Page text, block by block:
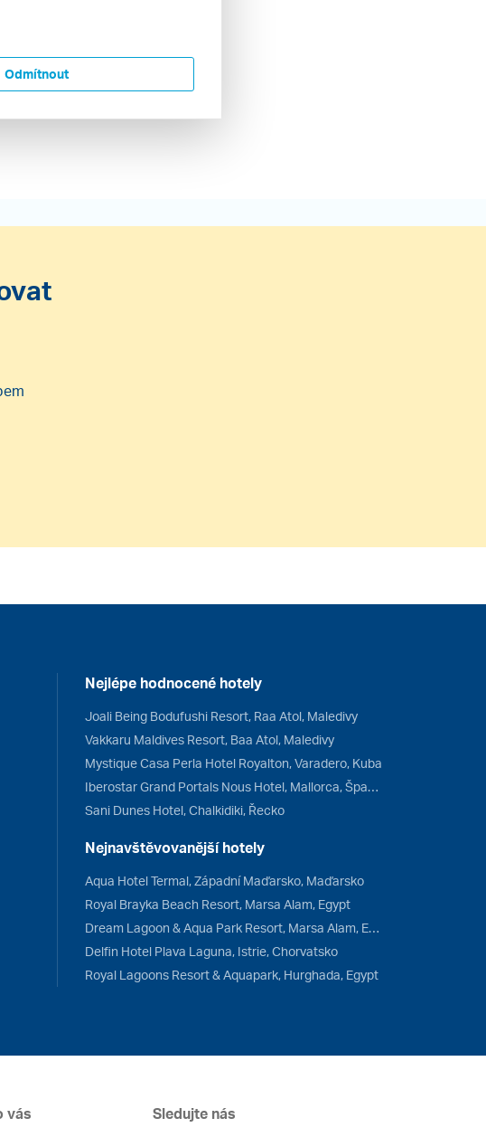
Nejlépe hodnocené hotely
Joali Being Bodufushi Resort, Raa Atol, Maledivy
Vakkaru Maldives Resort, Baa Atol, Maledivy
Mystique Casa Perla Hotel Royalton, Varadero, Kuba
Iberostar Grand Portals Nous Hotel, Mallorca, Španělsko
Sani Dunes Hotel, Chalkidiki, Řecko
Nejnavštěvovanější hotely
Aqua Hotel Termal, Západní Maďarsko, Maďarsko
Royal Brayka Beach Resort, Marsa Alam, Egypt
Dream Lagoon & Aqua Park Resort, Marsa Alam, Egypt
Delfin Hotel Plava Laguna, Istrie, Chorvatsko
Royal Lagoons Resort & Aquapark, Hurghada, Egypt
vás Sledujte nás
Odmítnout